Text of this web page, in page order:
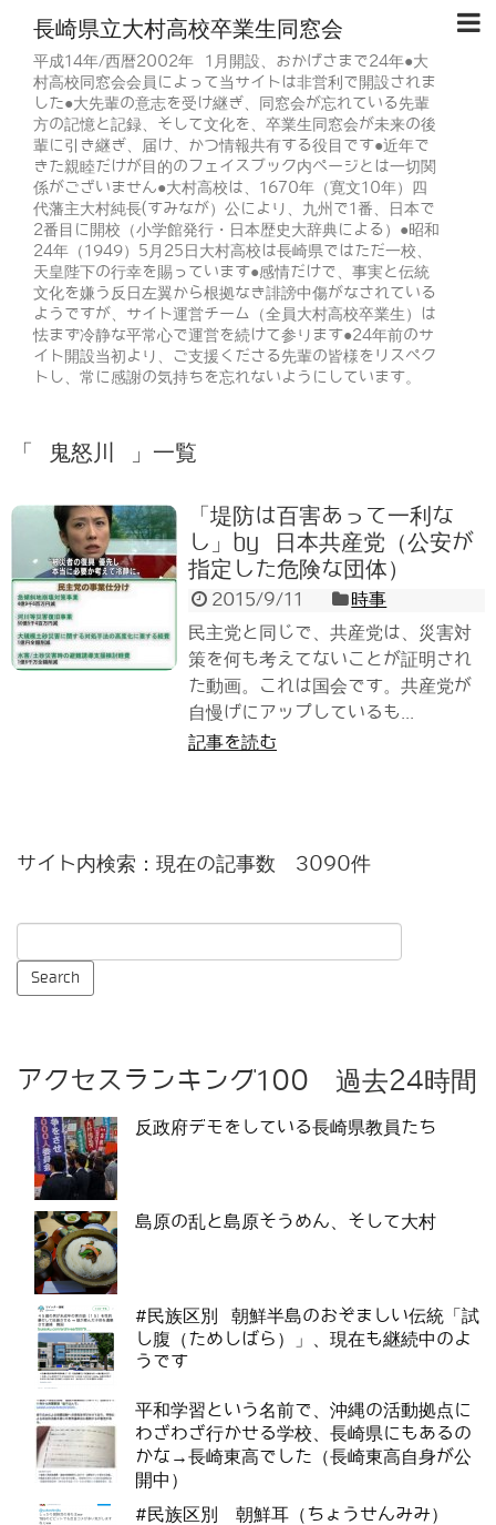
長崎県立大村高校卒業生同窓会
平成14年/西暦2002年 1月開設、おかげさまで24年●大
村高校同窓会会員によって当サイトは非営利で開設されま
した●大先輩の意志を受け継ぎ、同窓会が忘れている先輩
方の記憶と記録、そして文化を、卒業生同窓会が未来の後
輩に引き継ぎ、届け、かつ情報共有する役目です●近年で
きた親睦だけが目的のフェイスブック内ページとは一切関
係がございません●大村高校は、1670年（寛文10年）四
代藩主大村純長(すみなが）公により、九州で1番、日本で
2番目に開校（小学館発行・日本歴史大辞典による）●昭和
24年（1949）5月25日大村高校は長崎県ではただ一校、
天皇陛下の行幸を賜っています●感情だけで、事実と伝統
文化を嫌う反日左翼から根拠なき誹謗中傷がなされている
ようですが、サイト運営チーム（全員大村高校卒業生）は
怯まず冷静な平常心で運営を続けて参ります●24年前のサ
イト開設当初より、ご支援くださる先輩の皆様をリスペク
トし、常に感謝の気持ちを忘れないようにしています。
「 鬼怒川 」一覧
「堤防は百害あって一利な
し」by 日本共産党（公安が
指定した危険な団体）
2015/9/11
時事
民主党と同じで、共産党は、災害対
策を何も考えてないことが証明され
た動画。これは国会です。共産党が
自慢げにアップしているも...
記事を読む
サイト内検索：現在の記事数 3090件
アクセスランキング100 過去24時間
反政府デモをしている長崎県教員たち
島原の乱と島原そうめん、そして大村
#民族区別 朝鮮半島のおぞましい伝統「試
し腹（ためしばら）」、現在も継続中のよ
うです
平和学習という名前で、沖縄の活動拠点に
わざわざ行かせる学校、長崎県にもあるの
かな→長崎東高でした（長崎東高自身が公
開中）
#民族区別 朝鮮耳（ちょうせんみみ）